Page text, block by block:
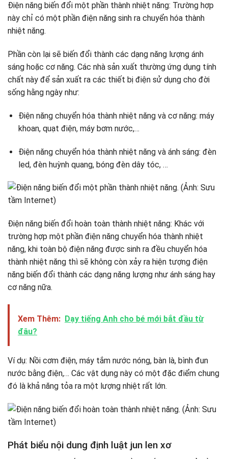
Điện năng biến đổi một phần thành nhiệt năng: Trường hợp
này chỉ có một phần điện năng sinh ra chuyển hóa thành
nhiệt năng.
Phần còn lại sẽ biến đổi thành các dạng năng lượng ánh
sáng hoặc cơ năng. Các nhà sản xuất thường ứng dụng tính
chất này để sản xuất ra các thiết bị điện sử dụng cho đời
sống hằng ngày như:
Điện năng chuyển hóa thành nhiệt năng và cơ năng: máy
khoan, quạt điện, máy bơm nước,…
Điện năng chuyển hóa thành nhiệt năng và ánh sáng: đèn
led, đèn huỳnh quang, bóng đèn dây tóc, …
Điện năng biến đổi hoàn toàn thành nhiệt năng: Khác với
trường hợp một phần điện năng chuyển hóa thành nhiệt
năng, khi toàn bộ điện năng được sinh ra đều chuyển hóa
thành nhiệt năng thì sẽ không còn xảy ra hiện tượng điện
năng biến đổi thành các dạng năng lượng như ánh sáng hay
cơ năng nữa.
Xem Thêm: Dạy tiếng Anh cho bé mới bắt đầu từ
đâu?
Ví dụ: Nồi cơm điện, máy tắm nước nóng, bàn là, bình đun
nước bằng điện,… Các vật dụng này có một đặc điểm chung
đó là khả năng tỏa ra một lượng nhiệt rất lớn.
Phát biểu nội dung định luật jun len xơ